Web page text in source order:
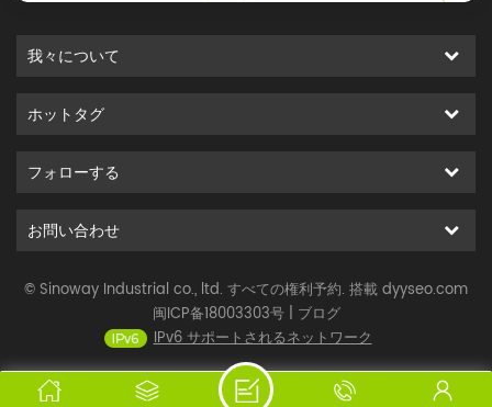
我々について
ホットタグ
フォローする
お問い合わせ
© Sinoway Industrial co., ltd. すべての権利予約. 搭載dyyseo.com
闽ICP备18003303号| ブログ
IPv6 サポートされるネットワーク